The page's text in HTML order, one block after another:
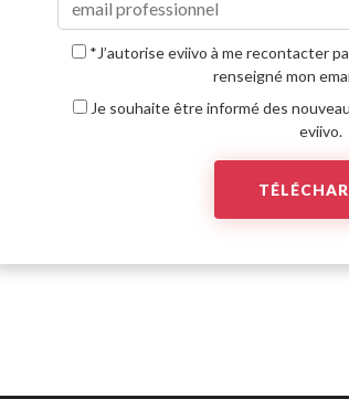
*J’autorise eviivo à me recontacter
renseigné mon
Je souhaite être informé des
eviivo.